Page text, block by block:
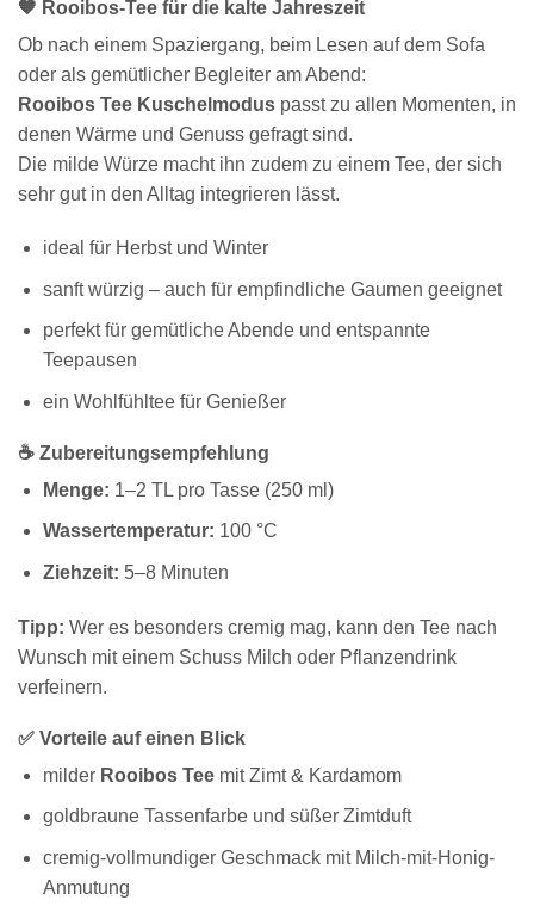
🧡 Rooibos-Tee für die kalte Jahreszeit
Ob nach einem Spaziergang, beim Lesen auf dem Sofa
oder als gemütlicher Begleiter am Abend:
Rooibos Tee Kuschelmodus passt zu allen Momenten, in
denen Wärme und Genuss gefragt sind.
Die milde Würze macht ihn zudem zu einem Tee, der sich
sehr gut in den Alltag integrieren lässt.
ideal für Herbst und Winter
sanft würzig – auch für empfindliche Gaumen geeignet
perfekt für gemütliche Abende und entspannte
Teepausen
ein Wohlfühltee für Genießer
☕ Zubereitungsempfehlung
Menge: 1–2 TL pro Tasse (250 ml)
Wassertemperatur: 100 °C
Ziehzeit: 5–8 Minuten
Tipp: Wer es besonders cremig mag, kann den Tee nach
Wunsch mit einem Schuss Milch oder Pflanzendrink
verfeinern.
✅ Vorteile auf einen Blick
milder Rooibos Teemit Zimt & Kardamom
goldbraune Tassenfarbe und süßer Zimtduft
cremig-vollmundiger Geschmack mit Milch-mit-Honig-
Anmutung